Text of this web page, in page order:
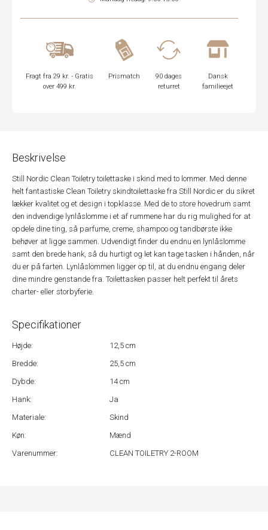
Fragt fra 29 kr. - Gratis
over 499 kr.
Prismatch
90 dages
returret
Dansk
familieejet
Beskrivelse
Still Nordic Clean Toiletry toilettaske i skind med to lommer. Med denne
helt fantastiske Clean Toiletry skindtoilettaske fra Still Nordic er du sikret
lækker kvalitet og et design i topklasse. Med de to store hovedrum samt
den indvendige lynlåslomme i et af rummene har du rig mulighed for at
opdele dine ting, så parfume, creme, shampoo og tandbørste ikke
behøver at ligge sammen. Udvendigt finder du endnu en lynlåslomme
samt den brede hank, så du hurtigt og let kan tage tasken i hånden, når
du er på farten. Lynlåslommen ligger op til, at du endnu engang deler
dine mindre genstande fra. Toilettasken passer helt perfekt til årets
charter- eller storbyferie.
Specifikationer
Højde:
12,5 cm
Bredde:
25,5 cm
Dybde:
14 cm
Hank:
Ja
Materiale:
Skind
Køn:
Mænd
Varenummer:
CLEAN TOILETRY 2-ROOM